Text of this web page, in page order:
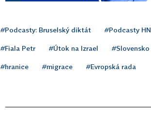
#Podcasty: Bruselský diktát #Podcasty HN
#Fiala Petr #Útok na Izrael #Slovensko
#hranice #migrace #Evropská rada